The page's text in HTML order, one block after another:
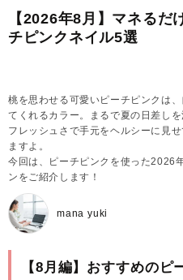
【2026年8月】マネるだ
チピンクネイル5選
桃を思わせる可愛いピーチピンクは
てくれるカラー。まるで夏の日差し
フレッシュさで手元をヘルシーに見
ますよ。
今回は、ピーチピンクを使った2026
ンをご紹介します！
mana yuki
【8月編】おすすめの